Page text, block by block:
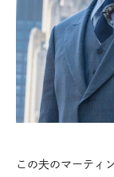
この夫のマーティ